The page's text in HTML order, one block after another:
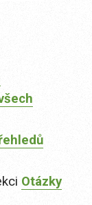
Otázky